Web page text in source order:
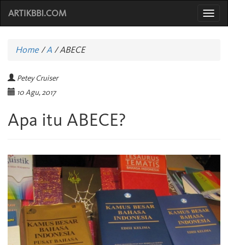
ARTIKBBI.COM
Home/A /ABECE
Petey Cruiser
10 Agu, 2017
Apa itu ABECE?